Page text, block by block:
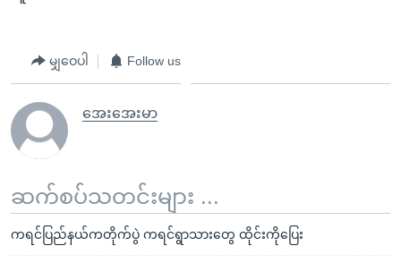
မျှဝေပါ Follow us
အေးအေးမာ
ဆက်စပ်သတင်းများ ...
ကရင်ပြည်နယ်ကတိုက်ပွဲ ကရင်ရွာသားတွေ ထိုင်းကိုပြေး